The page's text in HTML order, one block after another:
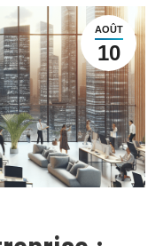
AOÛT
10